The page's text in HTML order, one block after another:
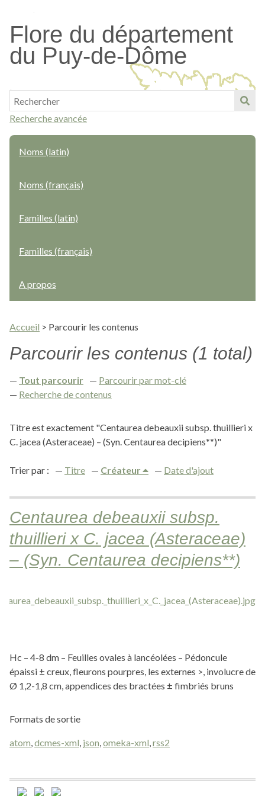
contenu
principal
Flore du département
du Puy-de-Dôme
Recherche avancée
Noms (latin)
Noms (français)
Familles (latin)
Familles (français)
A propos
Accueil > Parcourir les contenus
Parcourir les contenus (1 total)
Tout parcourir
Parcourir par mot-clé
Recherche de contenus
Titre est exactement "Centaurea debeauxii subsp. thuillieri x
C. jacea (Asteraceae) – (Syn. Centaurea decipiens**)"
Trier par : Titre Créateur Date d'ajout
Centaurea debeauxii subsp.
thuillieri x C. jacea (Asteraceae)
– (Syn. Centaurea decipiens**)
Hc – 4-8 dm – Feuilles ovales à lancéolées – Pédoncule
épaissi ± creux, fleurons pourpres, les externes >, involucre de
Ø 1,2-1,8 cm, appendices des bractées ± fimbriés bruns
Formats de sortie
atom,dcmes-xml, json,omeka-xml,rss2